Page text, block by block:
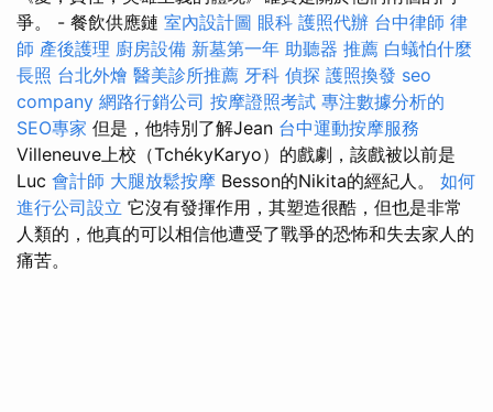
爭。 - 餐飲供應鏈 室內設計圖 眼科 護照代辦 台中律師 律
師 產後護理 廚房設備 新墓第一年 助聽器 推薦 白蟻怕什麼
長照 台北外燴 醫美診所推薦 牙科 偵探 護照換發 seo
company 網路行銷公司 按摩證照考試 專注數據分析的
SEO專家 但是，他特別了解Jean 台中運動按摩服務
Villeneuve上校（TchékyKaryo）的戲劇，該戲被以前是
Luc 會計師 大腿放鬆按摩 Besson的Nikita的經紀人。 如何
進行公司設立 它沒有發揮作用，其塑造很酷，但也是非常
人類的，他真的可以相信他遭受了戰爭的恐怖和失去家人的
痛苦。